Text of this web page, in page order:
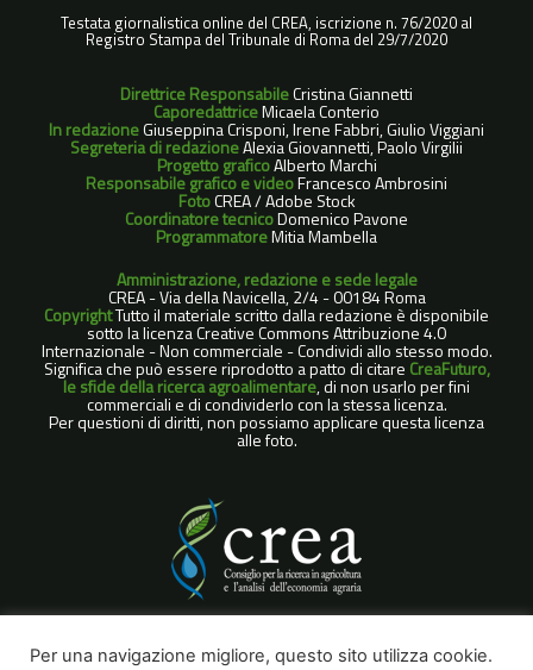
Testata giornalistica online del CREA, iscrizione n. 76/2020 al
Registro Stampa del Tribunale di Roma del 29/7/2020
Direttrice ResponsabileCristina Giannetti
CaporedattriceMicaela Conterio
In redazioneGiuseppina Crisponi, Irene Fabbri, Giulio Viggiani
Segreteria di redazioneAlexia Giovannetti, Paolo Virgilii
Progetto graficoAlberto Marchi
Responsabile grafico e videoFrancesco Ambrosini
FotoCREA / Adobe Stock
Coordinatore tecnicoDomenico Pavone
ProgrammatoreMitia Mambella
Amministrazione, redazione e sede legale
CREA - Via della Navicella, 2/4 - 00184 Roma
CopyrightTutto il materiale scritto dalla redazione è disponibile
sotto la licenza Creative Commons Attribuzione 4.0
Internazionale - Non commerciale - Condividi allo stesso modo.
Significa che può essere riprodotto a patto di citare CreaFuturo,
le sfide della ricerca agroalimentare, di non usarlo per fini
commerciali e di condividerlo con la stessa licenza.
Per questioni di diritti, non possiamo applicare questa licenza
alle foto.
COOKIE POLICY
Per una navigazione migliore, questo sito utilizza cookie.